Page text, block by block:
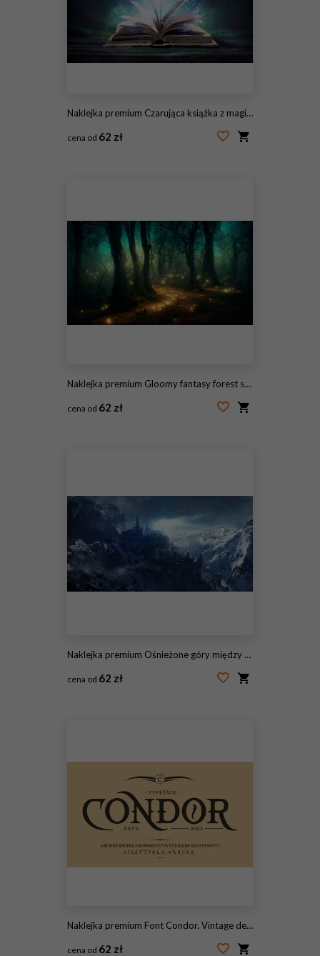
Naklejka premium Czarująca książka z magicznymi blaskami w ciemności
cena od 62 zł
Naklejka premium Gloomy fantasy forest scene at night with glowing lights
cena od 62 zł
Naklejka premium Ośnieżone góry między zamkiem.
cena od 62 zł
Naklejka premium Font Condor. Vintage design. Old label, logo
cena od 62 zł